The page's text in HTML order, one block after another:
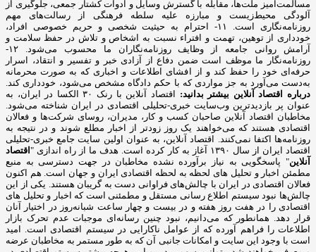
مسالمت‌آمیز ملت‌ها، مقابله با گسترش وسایل و ادوات کشتار جمعی، جلوگیری از
آلودگی محیط‌زیست و مبارزه علیه سلطه فرهنگی از رسالت‌های مهم
روزنامه‌نگاری است. ۱۱- احترام به حیثیت شخصی و حریم خصوصی افراد،
خودداری از توهین، تهمت و افتراء نسبت به اشخاص و تلاش در حفظ سلامت و
آرامش روانی جامعه از وظایف روزنامه‌نگاران ما محسوب می‌شود. ۱۲-
روزنامه‌نگار ما موظف است ضمن دفاع از آزادی خبر و تفسیر و انتقاد، اسرار
حرفه‌ای خود را حفظ کند و از افشای اطلاعات و اخباری که به صورت محرمانه
به‌دست می‌آورد به جز مواردی که با حکم دادگاه مشخص می‌شود، خودداری کند.
درباره اقتصاد آنلاین بیشتر بدانید:
اقتصاد آنلاین با رنک ۳۰ الکسا در ایران، به
عنوان پر بازدیدترین وب‌سایت خبری-تحلیلی اقتصادی در ایران شناخته می‌شود.
مخاطبان اقتصاد آنلاین صاحبان کسب و کار، مدیران، روسای شرکت‌ها و فعالان
اقتصادی هستند که می‌خواهند یک روز زودتر از اخبار مطلع شوند و در نتیجه به
روزنامه‌ها اکتفا نمی‌کنند. اقتصاد آنلاین، به عنوان اولین سایت جامع خبری-تحلیلی
اقتصاد ایران از سال ۱۳۹۰ آغاز به کار کرده است. هدف ما از راه اندازی "
اقتصاد
آنلاین" پاسخگویی به نیاز برآورده نشده مخاطبان در جهت دسترسی به منبع
مطمئن اخبار و تحلیل های لحظه به لحظه اقتصادی ایران و جهان است. هم اکنون
فعالان اقتصادی در ایران با چالش‌های فراوانی دست به گریبان هستند. یکی از این
چالش‌ها نبود سیستم اطلاع رسانی مستقل و مطمئنی است که اخبار و تحلیل های
اقتصادی را در هفت روز هفته و در بیست و چهار ساعت شبانه‌روز در اختیار آنان
قرار دهد. همانطور که می‌دانیم، نبود چنین رسانه‌ای موجبات عدم تحرک بازار
اطلاعات را فراهم آورده که از عوامل ناکارایی در سیستم اقتصادی است. امید
است با وجود این سایت و امکانات جانبی آن که به طور مستمر به مخاطبان عرضه